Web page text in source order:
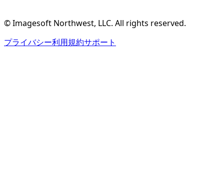
無料アカウント作成機能を見る
© Imagesoft Northwest, LLC. All rights reserved.
プライバシー利用規約サポート